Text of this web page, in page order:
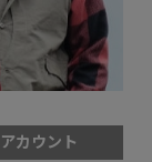
カウント